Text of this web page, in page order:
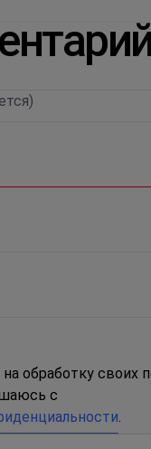
обработку своих
с
.